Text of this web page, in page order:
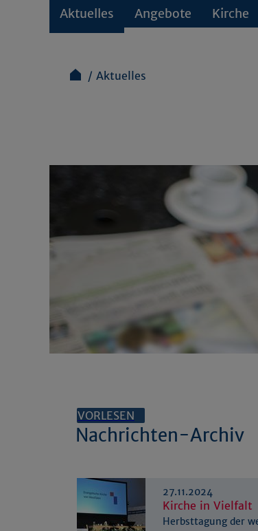
Aktuelles Angebote Kirche
Aktuelles
VORLESEN
Nachrichten-Archiv
27.11.2024
Kirche in Vielfalt
Herbsttagung der